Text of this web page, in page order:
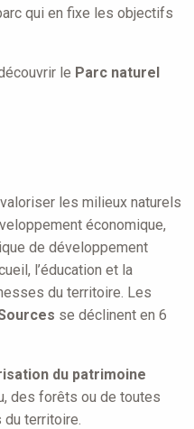
qui en fixe les objectifs
le Parc naturel
les milieux naturels
économique,
de développement
l’éducation et la
du territoire. Les
se déclinent en 6
du patrimoine
des forêts ou de toutes
territoire.